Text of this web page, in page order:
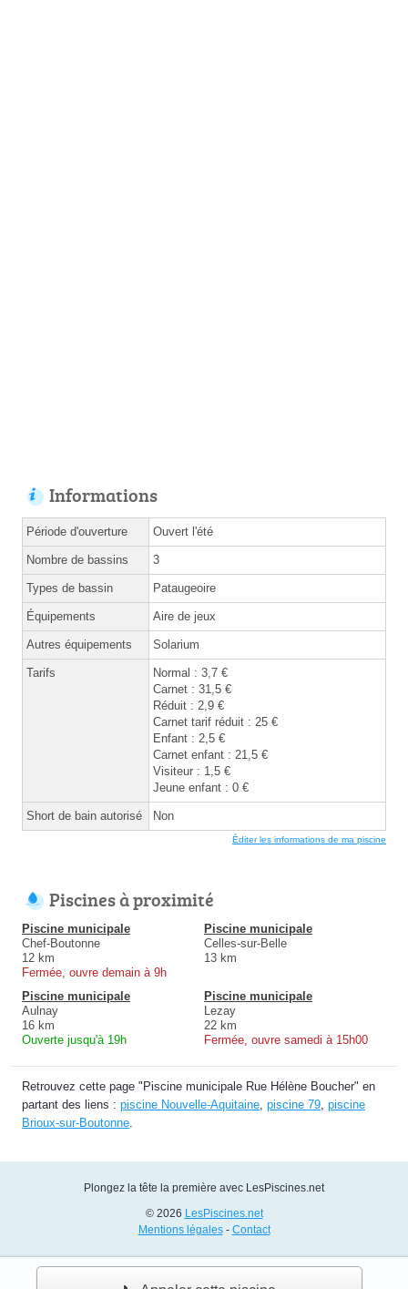
Informations
Période d'ouverture Ouvert l'été
Nombre de bassins 3
Types de bassin Pataugeoire
Équipements Aire de jeux
Autres équipements Solarium
Tarifs
Normal : 3,7 €
Carnet : 31,5 €
Réduit : 2,9 €
Carnet tarif réduit : 25 €
Enfant : 2,5 €
Carnet enfant : 21,5 €
Visiteur : 1,5 €
Jeune enfant : 0 €
Short de bain autorisé Non
Éditer les informations de ma piscine
Piscines à proximité
Piscine municipale
Chef-Boutonne
12 km
Fermée, ouvre demain à 9h
Piscine municipale
Celles-sur-Belle
13 km
Piscine municipale
Aulnay
16 km
Ouverte jusqu'à 19h
Piscine municipale
Lezay
22 km
Fermée, ouvre samedi à 15h00
Retrouvez cette page "Piscine municipale Rue Hélène Boucher" en
partant des liens : piscine Nouvelle-Aquitaine, piscine 79, piscine
Brioux-sur-Boutonne.
Plongez la tête la première avec LesPiscines.net
© 2026 LesPiscines.net
Mentions légales- Contact